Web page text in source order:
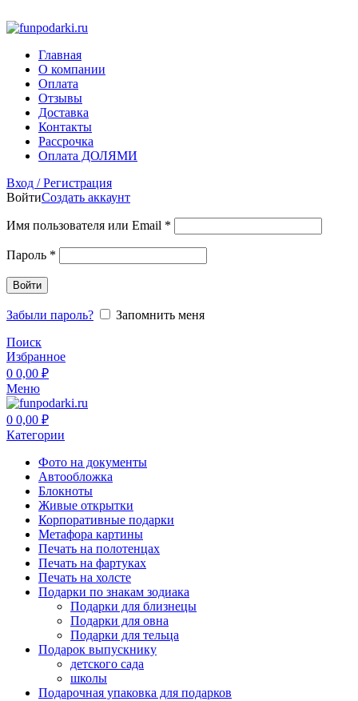
Главная
О компании
Оплата
Отзывы
Доставка
Контакты
Рассрочка
Оплата ДОЛЯМИ
Вход / Регистрация
ВойтиСоздать аккаунт
Имя пользователя или Email *
Пароль *
Войти
Забыли пароль?
Запомнить меня
Поиск
Избранное
0 0,00 ₽
Меню
0 0,00 ₽
Категории
Фото на документы
Автообложка
Блокноты
Живые открытки
Корпоративные подарки
Метафора картины
Печать на полотенцах
Печать на фартуках
Печать на холсте
Подарки по знакам зодиака
Подарки для близнецы
Подарки для овна
Подарки для тельца
Подарок выпускнику
детского сада
школы
Подарочная упаковка для подарков